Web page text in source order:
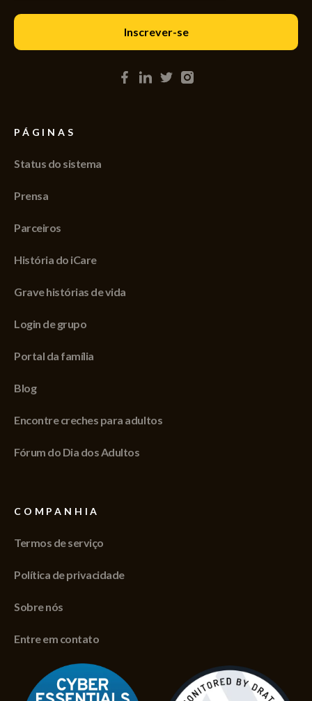
PÁGINAS
Status do sistema
Prensa
Parceiros
História do iCare
Grave histórias de vida
Login de grupo
Portal da família
Blog
Encontre creches para adultos
Fórum do Dia dos Adultos
COMPANHIA
Termos de serviço
Política de privacidade
Sobre nós
Entre em contato